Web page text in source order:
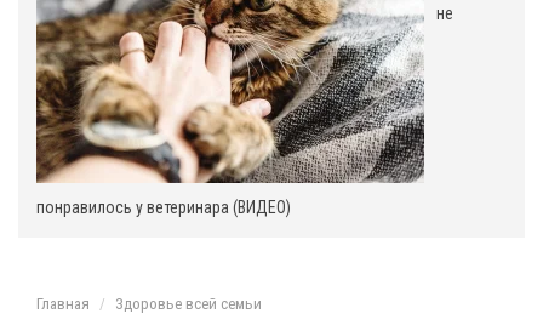
не
понравилось у ветеринара (ВИДЕО)
Главная Здоровье всей семьи